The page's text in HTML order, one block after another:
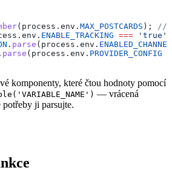
( process . env . MAX_POSTCARDS );
//
. env . ENABLE_TRACKING === 'true'
. parse ( process . env .
. parse ( process . env . PROVIDER_CONFIG
komponenty, které čtou hodnoty pomocí
— vrácená
potřeby ji parsujte.